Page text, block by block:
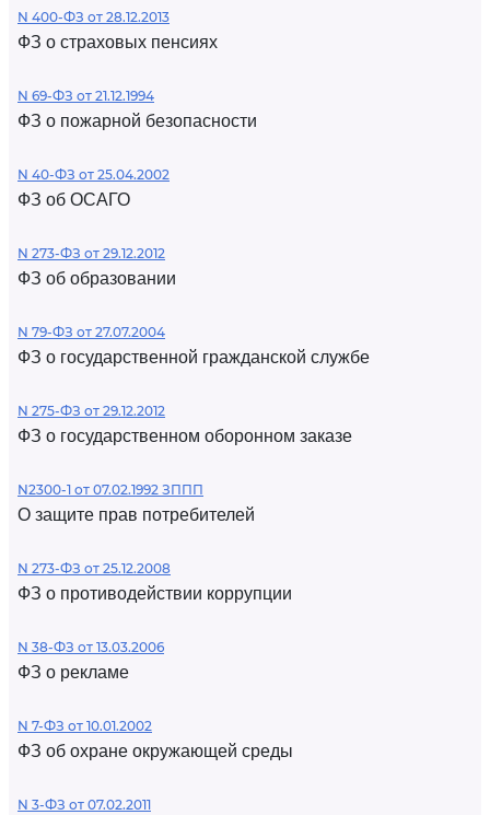
N 400-ФЗ от 28.12.2013
ФЗ о страховых пенсиях
N 69-ФЗ от 21.12.1994
ФЗ о пожарной безопасности
N 40-ФЗ от 25.04.2002
ФЗ об ОСАГО
N 273-ФЗ от 29.12.2012
ФЗ об образовании
N 79-ФЗ от 27.07.2004
ФЗ о государственной гражданской службе
N 275-ФЗ от 29.12.2012
ФЗ о государственном оборонном заказе
N2300-1 от 07.02.1992 ЗППП
О защите прав потребителей
N 273-ФЗ от 25.12.2008
ФЗ о противодействии коррупции
N 38-ФЗ от 13.03.2006
ФЗ о рекламе
N 7-ФЗ от 10.01.2002
ФЗ об охране окружающей среды
N 3-ФЗ от 07.02.2011